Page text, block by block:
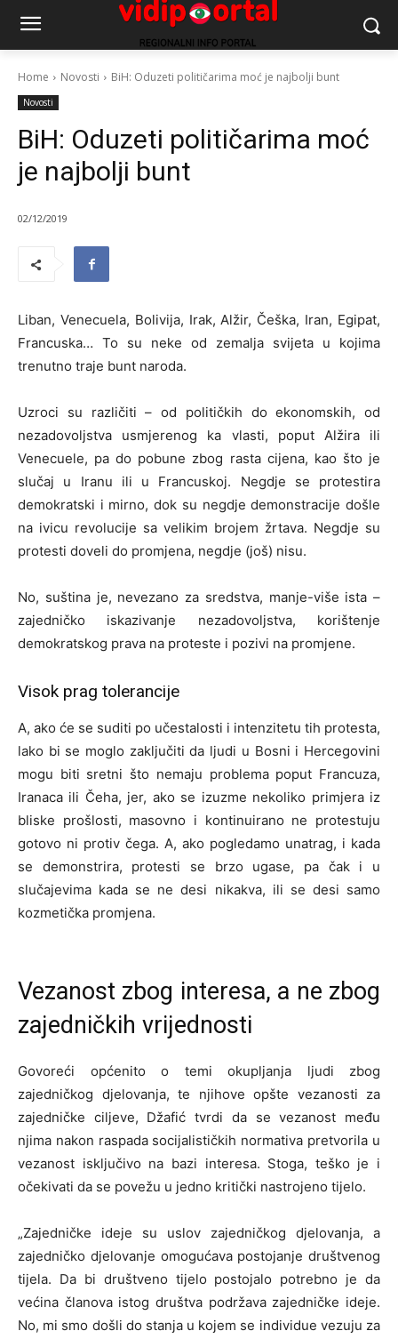
Home Novosti BiH: Oduzeti političarima moć je najbolji bunt
Novosti
BiH: Oduzeti političarima moć
je najbolji bunt
02/12/2019
Liban, Venecuela, Bolivija, Irak, Alžir, Češka, Iran, Egipat,
Francuska… To su neke od zemalja svijeta u kojima
trenutno traje bunt naroda.
Uzroci su različiti – od političkih do ekonomskih, od
nezadovoljstva usmjerenog ka vlasti, poput Alžira ili
Venecuele, pa do pobune zbog rasta cijena, kao što je
slučaj u Iranu ili u Francuskoj. Negdje se protestira
demokratski i mirno, dok su negdje demonstracije došle
na ivicu revolucije sa velikim brojem žrtava. Negdje su
protesti doveli do promjena, negdje (još) nisu.
No, suština je, nevezano za sredstva, manje-više ista –
zajedničko iskazivanje nezadovoljstva, korištenje
demokratskog prava na proteste i pozivi na promjene.
Visok prag tolerancije
A, ako će se suditi po učestalosti i intenzitetu tih protesta,
lako bi se moglo zaključiti da ljudi u Bosni i Hercegovini
mogu biti sretni što nemaju problema poput Francuza,
Iranaca ili Čeha, jer, ako se izuzme nekoliko primjera iz
bliske prošlosti, masovno i kontinuirano ne protestuju
gotovo ni protiv čega. A, ako pogledamo unatrag, i kada
se demonstrira, protesti se brzo ugase, pa čak i u
slučajevima kada se ne desi nikakva, ili se desi samo
kozmetička promjena.
Vezanost zbog interesa, a ne zbog
zajedničkih vrijednosti
Govoreći općenito o temi okupljanja ljudi zbog
zajedničkog djelovanja, te njihove opšte vezanosti za
zajedničke ciljeve, Džafić tvrdi da se vezanost među
njima nakon raspada socijalističkih normativa pretvorila u
vezanost isključivo na bazi interesa. Stoga, teško je i
očekivati da se povežu u jedno kritički nastrojeno tijelo.
„Zajedničke ideje su uslov zajedničkog djelovanja, a
zajedničko djelovanje omogućava postojanje društvenog
tijela. Da bi društveno tijelo postojalo potrebno je da
većina članova istog društva podržava zajedničke ideje.
No, mi smo došli do stanja u kojem se individue vezuju za